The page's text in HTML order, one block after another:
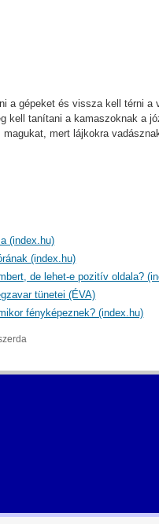
a gépeket és vissza kell térni
kell tanítani a kamaszoknak a
mert lájkokra
(index.hu)
(index.hu)
de lehet-e pozitív oldala?
tünetei (ÉVA)
fényképeznek? (index.hu)